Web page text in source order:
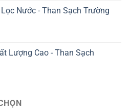
Nước - Than Sạch Trường
Lượng Cao - Than Sạch